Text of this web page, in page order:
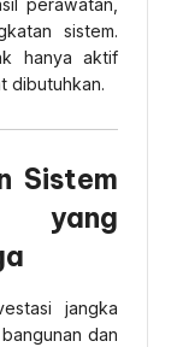
perawatan,
sistem.
hanya aktif
dibutuhkan.
Sistem
yang
jangka
dan